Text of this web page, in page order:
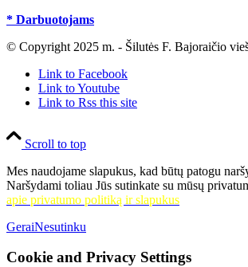
* Darbuotojams
© Copyright 2025 m. - Šilutės F. Bajoraičio
Link to Facebook
Link to Youtube
Link to Rss this site
Scroll to top
Mes naudojame slapukus, kad būtų patogu
Naršydami toliau Jūs sutinkate su mūsų
apie privatumo politiką ir slapukus
GeraiNesutinku
Cookie and Privacy Settings